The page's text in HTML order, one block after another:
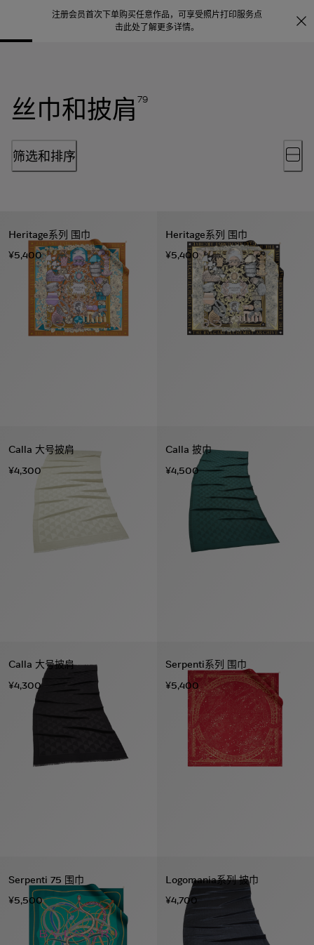
注册会员首次下单购买任意作品，可享受照片打印服务点
击此处了解更多详情。
丝巾和披肩 79
筛选和排序
Heritage系列 围巾
¥5,400
Heritage系列 围巾
¥5,400
Calla 大号披肩
¥4,300
Calla 披巾
¥4,500
Calla 大号披肩
¥4,300
Serpenti系列 围巾
¥5,400
Serpenti 75 围巾
¥5,500
Logomania系列 披巾
¥4,700